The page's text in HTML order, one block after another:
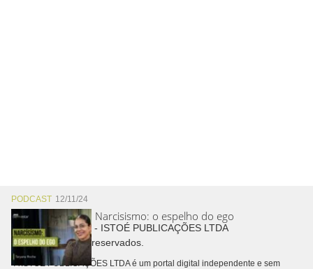
PODCAST 12/11/24
Narcisismo: o espelho do ego
Copyright © 2026 - ISTOÉ PUBLICAÇÕES LTDA
Todos os direitos reservados.
A ISTOÉ PUBLICAÇÕES LTDA é um portal digital independente e sem